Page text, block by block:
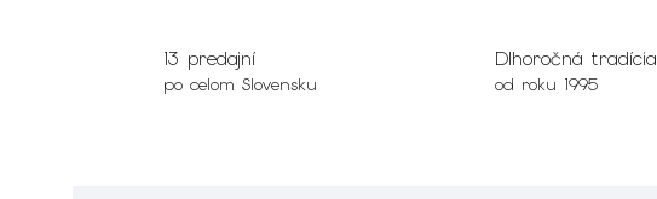
13 predajní
po celom Slovensku
Dlhoročná tradícia
od roku 1995